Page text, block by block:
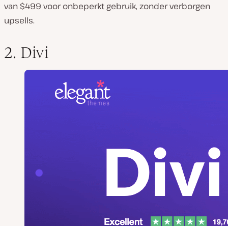
van $499 voor onbeperkt gebruik, zonder verborgen
upsells.
2. Divi